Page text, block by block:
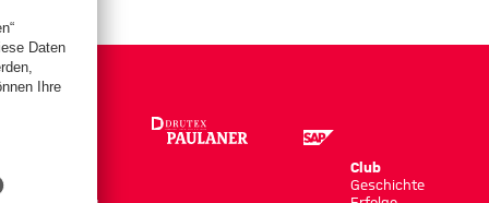
Club
Geschichte